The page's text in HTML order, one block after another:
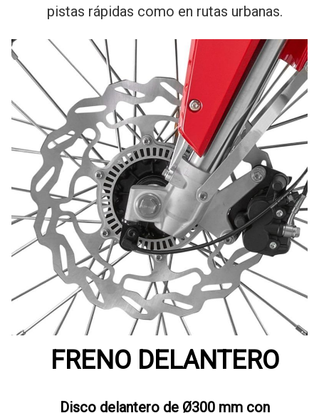
pistas rápidas como en rutas urbanas.
FRENO DELANTERO
Disco delantero de Ø300 mm con